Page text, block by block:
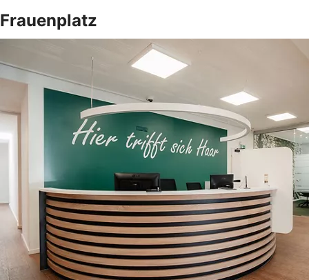
Frauenplatz